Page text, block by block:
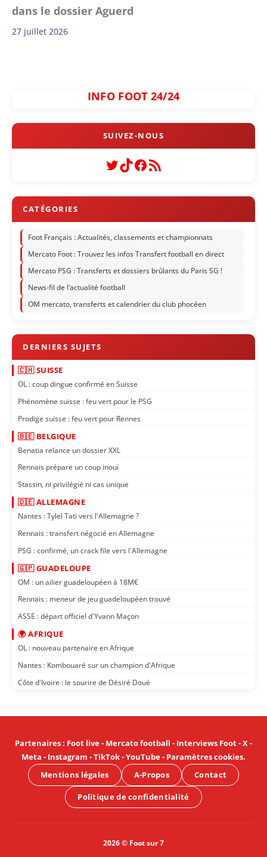
dans le dossier Aguerd
27 juillet 2026
INFO FOOT 24/24
Twitter
TikTok
Facebook
Flux RSS
Foot Français : Actualités, classements et championnats
Mercato Foot : Trouvez les infos Transfert football en direct
Mercato PSG : Transferts et dossiers brûlants du Paris SG !
News-fil de l’actualité football
OM mercato, transferts et calendrier du club phocéen
🇨🇭 SUISSE
OL : coup dingue confirmé en Suisse
Phénomène suisse : feu vert pour le PSG
Prodige suisse : feu vert pour Rennes
🇧🇪 BELGIQUE
Benatia relance un dossier XXL
Rennais prépare un coup inouï
Stassin, ni privilégié ni cas unique
🇩🇪 ALLEMAGNE
Nantes : Tylel Tati vers l'Allemagne ?
Rennais : transfert négocié en Allemagne
PSG : confirmé, un crack file vers l'Allemagne
🇬🇵 GUADELOUPE
OM : un ailier guadeloupéen à 18M€
Rennais : meneur de jeu guadeloupéen trouvé
ASSE : départ officiel d'Yvann Maçon
🌍 AFRIQUE
OL : nouveau partenaire en Afrique
Nantes : Kombouaré sur un champion d'Afrique
Côte d'Ivoire : le sourire de Désiré Doué
Partenaires: Foot live- Mercato football - Interviews Foot-X-
Meta - Instagram -TikTok-YouTube- Paramètres cookies.
Mentions légales
A-Propos Contact
Politique de confidentialité
2026 © Foot sur 7